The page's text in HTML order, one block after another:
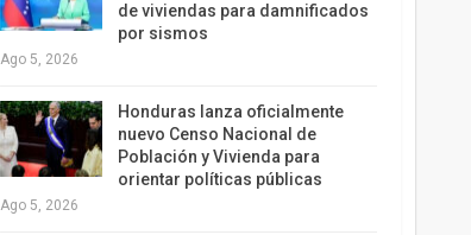
de viviendas para damnificados
por sismos
Ago 5, 2026
Honduras lanza oficialmente
nuevo Censo Nacional de
Población y Vivienda para
orientar políticas públicas
Ago 5, 2026